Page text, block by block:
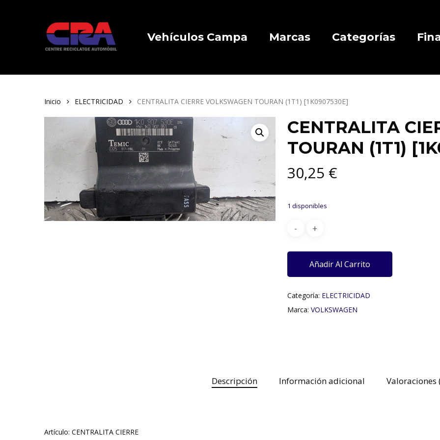
Vehículos Campa Marcas Categorías
Inicio ELECTRICIDAD CENTRALITA CIERRE VOLKSWAGEN TOURAN (1T1) [1K0907530E]
CENTRALITA
TOURAN (1T1)
30,25 €
1 disponibles
Añadir Al Carrito
Categoría: ELECTRICIDAD
Marca: VOLKSWAGEN
Descripción Información adicional Valoraciones
Artículo: CENTRALITA CIERRE